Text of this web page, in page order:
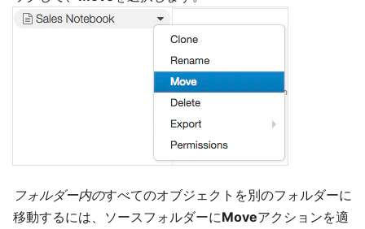
フォルダー内のすべてのオブジェクトを別のフォルダーに
移動するには、ソースフォルダーにMoveアクションを適